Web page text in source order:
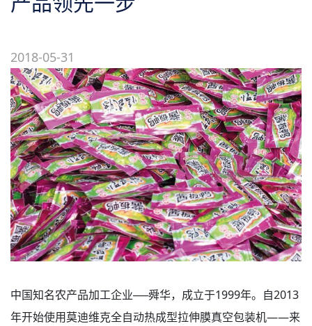
2018-05-31
中国知名农产品加工企业──舜华，成立于1999年。自2013
年开始使用莫迪维克全自动热成型拉伸膜真空包装机——来